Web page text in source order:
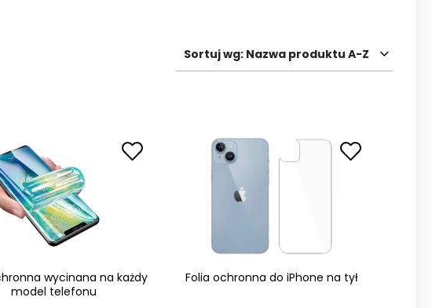
Sortuj wg: Nazwa produktu A-Z
wycinana na każdy
model telefonu
Folia ochronna do iPhone na tył